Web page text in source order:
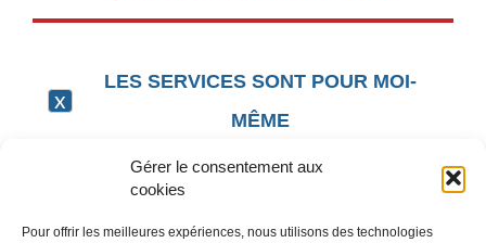
Gérer le consentement aux
cookies
Pour offrir les meilleures expériences, nous utilisons des technologies
LES SERVICES SONT POUR MOI-
MÊME